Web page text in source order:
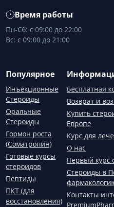
Время работы
Пн-Сб: с 09:00 до 22:00
Вс: с 09:00 до 21:00
Популярное
Инъекционные
Стероиды
Оральные
Стероиды
Гормон роста
(Соматропин)
Готовые курсы
стероидов
Пептиды
ПКТ (для
восстановления)
Бесплатная
Возврат и
Купить
Европе
Курс для
О нас
Первый курс
Стероиды в
Контакты